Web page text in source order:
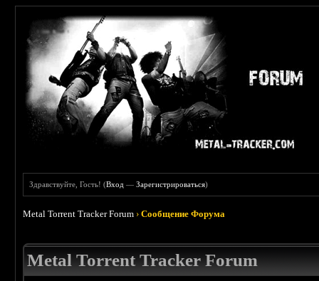
Здравствуйте, Гость! (Вход —Зарегистрироваться)
Metal Torrent Tracker Forum ›Сообщение Форума
Metal Torrent Tracker Forum